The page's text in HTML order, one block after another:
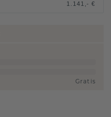
1.141,- €
Gratis